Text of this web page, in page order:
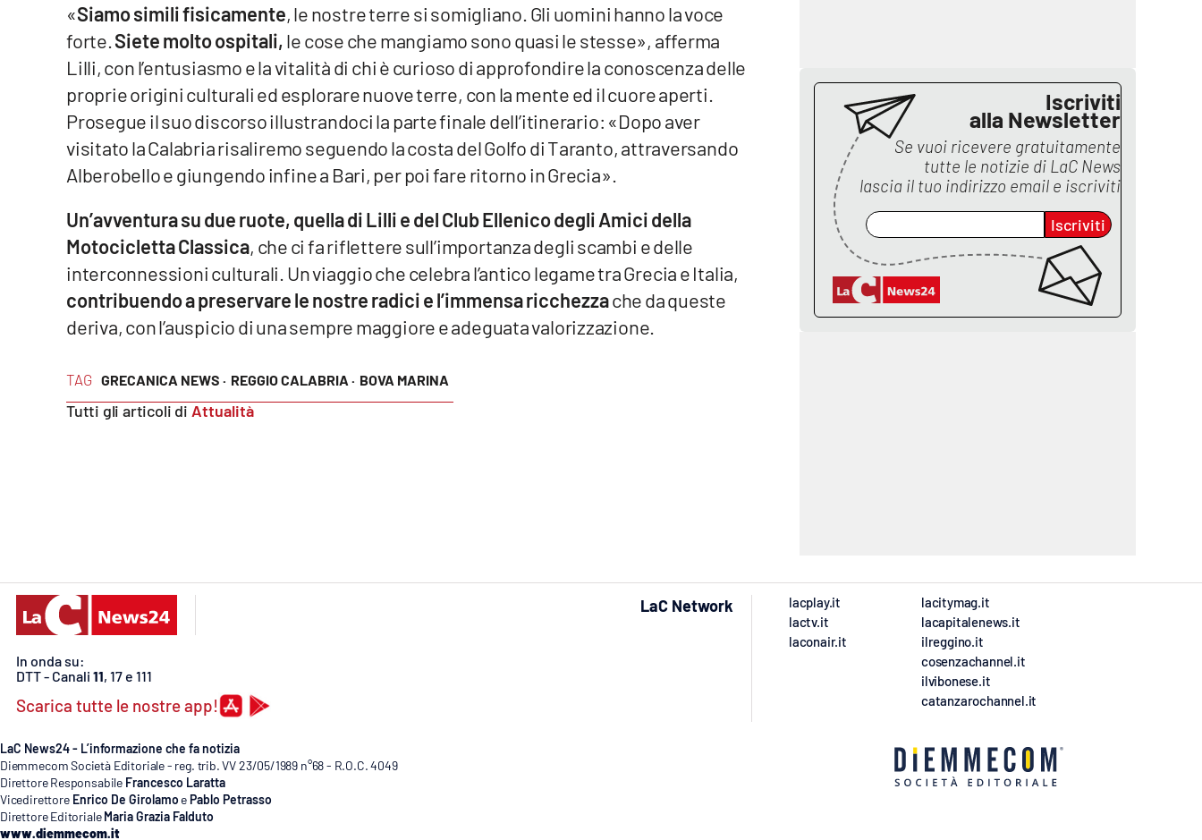
Lacitymag.it
App
Android
Apple
Vai
TAG GRECANICA NEWS · REGGIO CALABRIA · BOVA MARINA
Tutti gli articoli di Attualità
«Siamo simili fisicamente, le nostre terre si somigliano. Gli uomini hanno la voce
forte.Siete molto ospitali,le cose che mangiamo sono quasi le stesse», afferma
Lilli, con l’entusiasmo e la vitalità di chi è curioso di approfondire la conoscenza delle
proprie origini culturali ed esplorare nuove terre, con la mente ed il cuore aperti.
Prosegue il suo discorso illustrandoci la parte finale dell’itinerario: «Dopo aver
visitato la Calabria risaliremo seguendo la costa del Golfo di Taranto, attraversando
Alberobello e giungendo infine a Bari, per poi fare ritorno in Grecia».
Un’avventura su due ruote, quella di Lilli e del Club Ellenico degli Amici della
Motocicletta Classica, che ci fa riflettere sull’importanza degli scambi e delle
interconnessioni culturali. Un viaggio che celebra l’antico legame tra Grecia e Italia,
contribuendo a preservare le nostre radici e l’immensa ricchezzache da queste
deriva, con l’auspicio di una sempre maggiore e adeguata valorizzazione.
Iscriviti
alla Newsletter
Se vuoi ricevere gratuitamente
tutte le notizie di LaC News
lascia il tuo indirizzo email e iscriviti
Iscriviti
In onda su:
DTT - Canali 11, 17 e 111
Scarica tutte le nostre app!
LaC Network
lacplay.it
lactv.it
laconair.it
lacitymag.it
lacapitalenews.it
ilreggino.it
cosenzachannel.it
ilvibonese.it
catanzarochannel.it
LaC News24 - L’informazione che fa notizia
Diemmecom Società Editoriale - reg. trib. VV 23/05/1989 n°68 - R.O.C. 4049
Direttore Responsabile Francesco Laratta
Vicedirettore Enrico De Girolamo e Pablo Petrasso
Direttore Editoriale Maria Grazia Falduto
www.diemmecom.it